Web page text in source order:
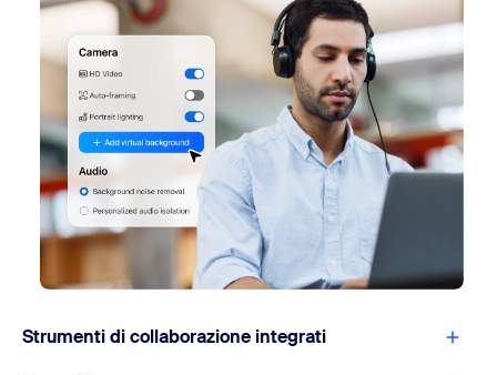
Strumenti di collaborazione integrati